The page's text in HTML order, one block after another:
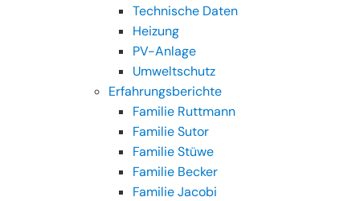
Technische Daten
Heizung
PV-Anlage
Umweltschutz
Erfahrungsberichte
Familie Ruttmann
Familie Sutor
Familie Stüwe
Familie Becker
Familie Jacobi